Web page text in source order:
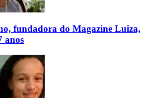
fundadora do Magazine Luiza,
anos